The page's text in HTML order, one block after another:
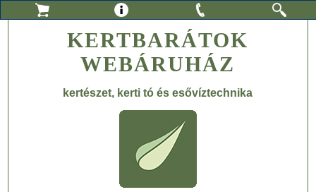
KERTBARÁTOK
WEBÁRUHÁZ
kertészet, kerti tó és esővíztechnika